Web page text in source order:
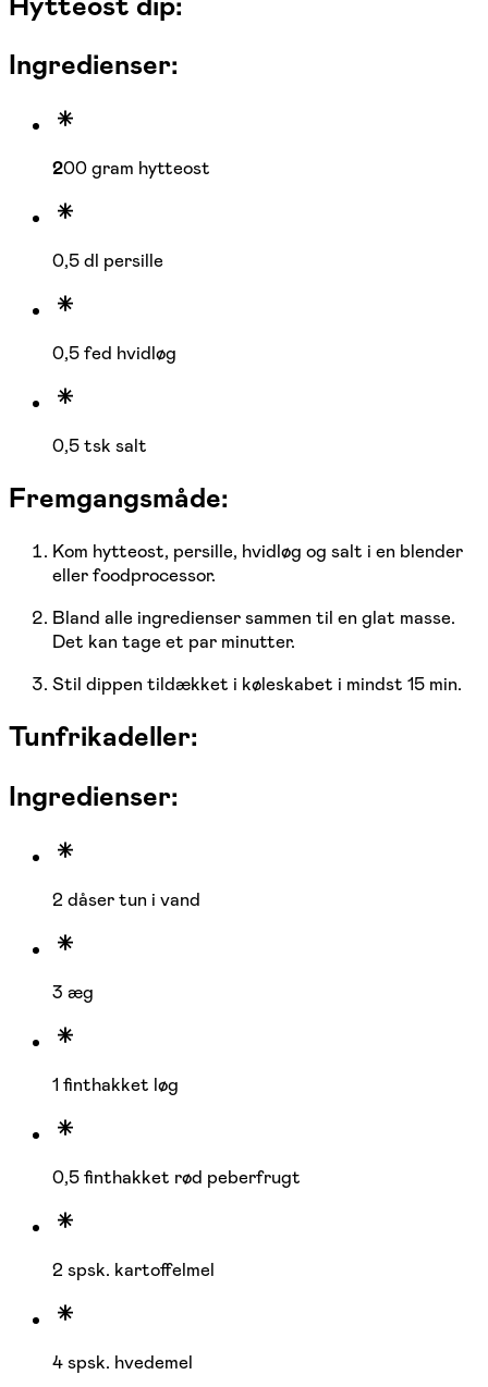
Ingredienser:
200 gram hytteost
0,5 dl persille
0,5 fed hvidløg
0,5 tsk salt
Fremgangsmåde:
Kom hytteost, persille, hvidløg og salt i en blender
eller foodprocessor.
Bland alle ingredienser sammen til en glat masse.
Det kan tage et par minutter.
Stil dippen tildækket i køleskabet i mindst 15 min.
Tunfrikadeller:
Ingredienser:
2 dåser tun i vand
3 æg
1 finthakket løg
0,5 finthakket rød peberfrugt
2 spsk. kartoffelmel
4 spsk. hvedemel